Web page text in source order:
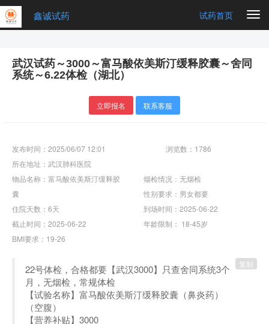
鑫诚试药 试药首页
武汉试药～3000～富马酸依美斯汀缓释胶囊～舍同
系统～6.22体检（湖北）
立即报名 联系客服
发布时间：2025/06/07 12:01
浏览数：1786
所在地址：武汉肺科医院
物品名称：富马酸依美斯汀缓释胶
囊
烟检情况：无烟检
性别要求：男女都要
住院天数：6天
到场时间：2025-06-22
截止时间：2025-06-22
年龄限制： 18-45岁
BMI要求：19-26
22号体检，合格都要【武汉3000】只查舍同系统3个
月，无烟检，常规体检
【试验名称】富马酸依美斯汀缓释胶囊（鼻炎药）
（空腹）
【营养补贴】3000
复制